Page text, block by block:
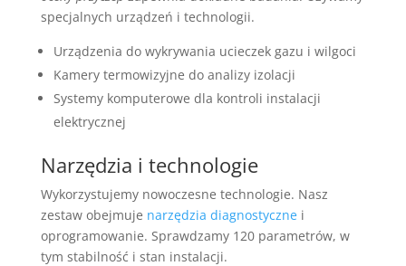
specjalnych urządzeń i technologii.
Urządzenia do wykrywania ucieczek gazu i wilgoci
Kamery termowizyjne do analizy izolacji
Systemy komputerowe dla kontroli instalacji
elektrycznej
Narzędzia i technologie
Wykorzystujemy nowoczesne technologie. Nasz
zestaw obejmuje narzędzia diagnostycznei
oprogramowanie. Sprawdzamy 120 parametrów, w
tym stabilność i stan instalacji.